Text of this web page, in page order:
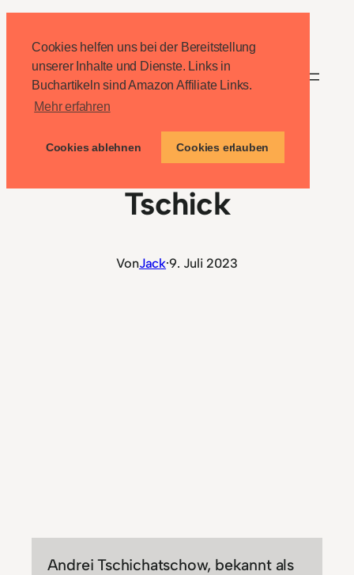
Cookies helfen uns bei der Bereitstellung
unserer Inhalte und Dienste. Links in
Buchartikeln sind Amazon Affiliate Links.
Mehr erfahren
Cookies ablehnen Cookies erlauben
Zum
Inhalt
springen
Charakterisierung
Tschick
VonJack·9. Juli 2023
Andrei Tschichatschow, bekannt als